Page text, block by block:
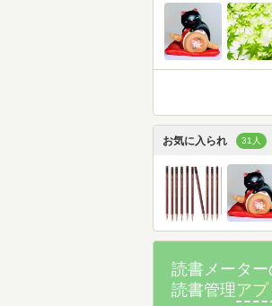
お気に入られ 31人
読書メーター
読書管理アプ